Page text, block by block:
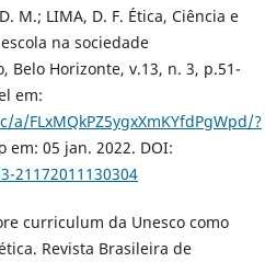
M.; LIMA, D. F. Ética, Ciência e
na sociedade
Belo Horizonte, v.13, n. 3, p.51-
em:
FLxMQkPZ5ygxXmKYfdPgWpd/?
em: 05 jan. 2022. DOI:
21172011130304
curriculum da Unesco como
Revista Brasileira de